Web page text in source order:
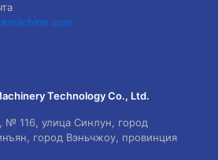
Technology Co., Ltd.
№ 116, улица Синлун, город
город Вэньчжоу, провинция